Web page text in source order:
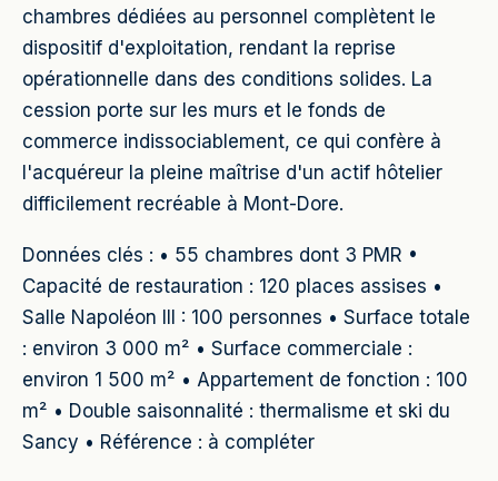
chambres dédiées au personnel complètent le
dispositif d'exploitation, rendant la reprise
opérationnelle dans des conditions solides. La
cession porte sur les murs et le fonds de
commerce indissociablement, ce qui confère à
l'acquéreur la pleine maîtrise d'un actif hôtelier
difficilement recréable à Mont-Dore.
Données clés : • 55 chambres dont 3 PMR •
Capacité de restauration : 120 places assises •
Salle Napoléon III : 100 personnes • Surface totale
: environ 3 000 m² • Surface commerciale :
environ 1 500 m² • Appartement de fonction : 100
m² • Double saisonnalité : thermalisme et ski du
Sancy • Référence : à compléter